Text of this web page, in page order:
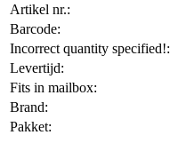
Artikel nr.:
Barcode:
Incorrect quantity specified!:
Levertijd:
Fits in mailbox:
Brand:
Pakket: